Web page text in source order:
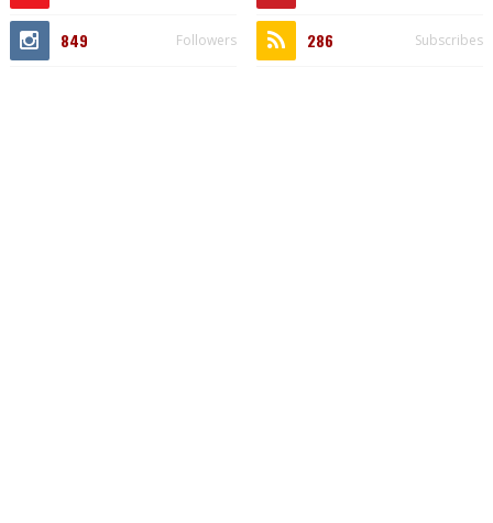
849 Followers 286 Subscribes